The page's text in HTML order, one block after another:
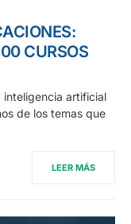
CURSOS
artificial
de los temas que
LEER MÁS